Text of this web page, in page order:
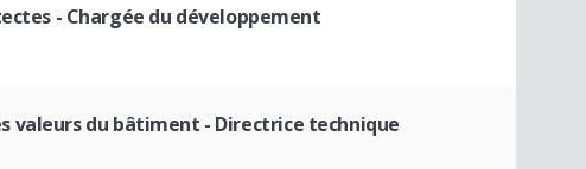
- Chargée du développement
valeurs du bâtiment - Directrice technique